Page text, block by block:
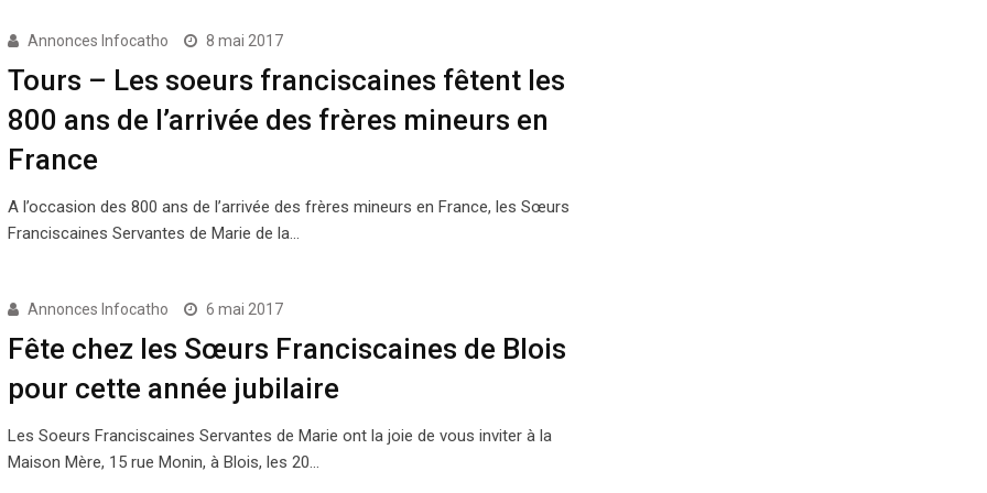
Annonces Infocatho 8 mai 2017
Tours – Les soeurs franciscaines fêtent les
800 ans de l’arrivée des frères mineurs en
France
A l’occasion des 800 ans de l’arrivée des frères mineurs en France, les Sœurs
Franciscaines Servantes de Marie de la…
Annonces Infocatho 6 mai 2017
Fête chez les Sœurs Franciscaines de Blois
pour cette année jubilaire
Les Soeurs Franciscaines Servantes de Marie ont la joie de vous inviter à la
Maison Mère, 15 rue Monin, à Blois, les 20…